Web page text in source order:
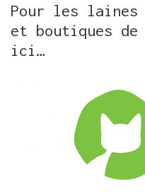
Pour les
et boutiques
ici…